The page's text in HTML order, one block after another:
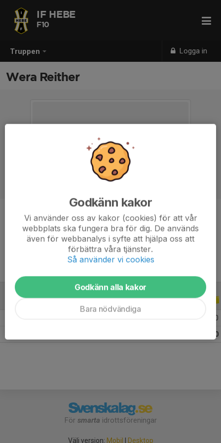
Truppen Logga in
IF HEBE
F10
Wera Reither
Position
-
Ålder
9 år
ALLA SERIER ALLA ÅR
0
0
För smarta idrottsföreningar
Välj version: Mobil Desktop
Godkänn kakor
Vi använder oss av kakor (cookies) för att vår
webbplats ska fungera bra för dig. De används
även för webbanalys i syfte att hjälpa oss att
förbättra våra tjänster.
Så använder vi cookies
Godkänn alla kakor
Bara nödvändiga